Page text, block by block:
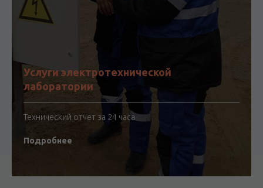
Услуги электротехнической
лаборатории
Технический отчет за 24 часа
Подробнее